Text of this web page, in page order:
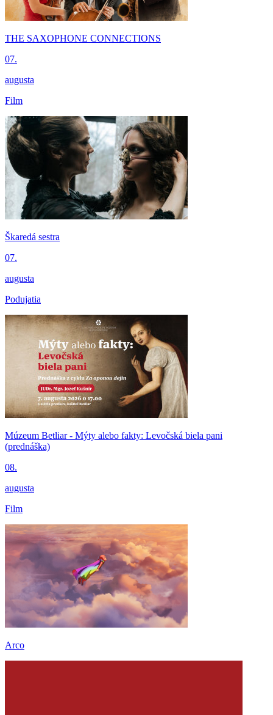
THE SAXOPHONE CONNECTIONS
07.
augusta
Film
Škaredá sestra
07.
augusta
Podujatia
Múzeum Betliar - Mýty alebo fakty: Levočská biela pani
(prednáška)
08.
augusta
Film
Arco